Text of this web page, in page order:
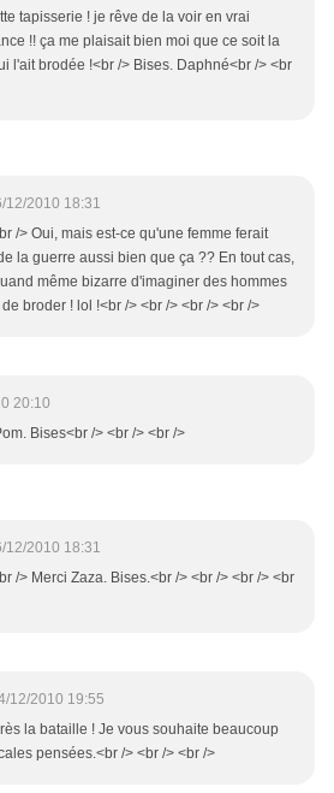
tapisserie ! je rêve de la voir en vrai
!! ça me plaisait bien moi que ce soit la
l'ait brodée !<br /> Bises. Daphné<br /> <br
12/2010 18:31
/> Oui, mais est-ce qu'une femme ferait
la guerre aussi bien que ça ?? En tout cas,
même bizarre d'imaginer des hommes
broder ! lol !<br /> <br /> <br /> <br />
20:10
Bises<br /> <br /> <br />
12/2010 18:31
/> Merci Zaza. Bises.<br /> <br /> <br /> <br
12/2010 19:55
la bataille ! Je vous souhaite beaucoup
pensées.<br /> <br /> <br />